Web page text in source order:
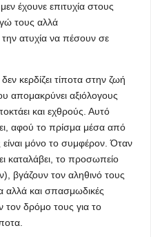
έχουνε επιτυχία στους
τους αλλά
την ατυχία να πέσουν σε
κερδίζει τίποτα στην ζωή
απομακρύνει αξιόλογους
και εχθρούς. Αυτό
αφού το πρίσμα μέσα από
μόνο το συμφέρον. Όταν
καταλάβει, το προσωπείο
βγάζουν τον αληθινό τους
αλλά και σπασμωδικές
τον δρόμο τους για το